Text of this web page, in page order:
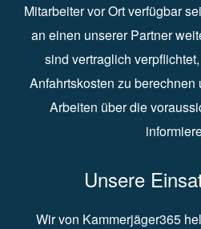
Mitarbeiter vor Ort verfügbar
an einen unserer Partner
sind vertraglich
Anfahrtskosten zu
Arbeiten über die
Unsere
Wir von Kammerjäger365